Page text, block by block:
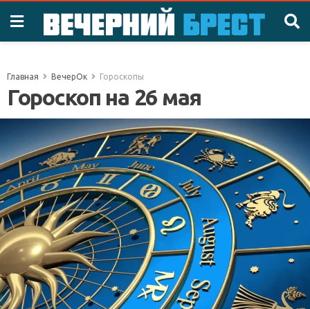
Главная ВечерОк Гороскопы
Гороскоп на 26 мая